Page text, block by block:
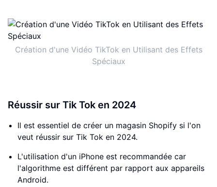
Création d'une Vidéo TikTok en Utilisant des Effets
Spéciaux
Réussir sur Tik Tok en 2024
Il est essentiel de créer un magasin Shopify si l'on
veut réussir sur Tik Tok en 2024.
L'utilisation d'un iPhone est recommandée car
l'algorithme est différent par rapport aux appareils
Android.